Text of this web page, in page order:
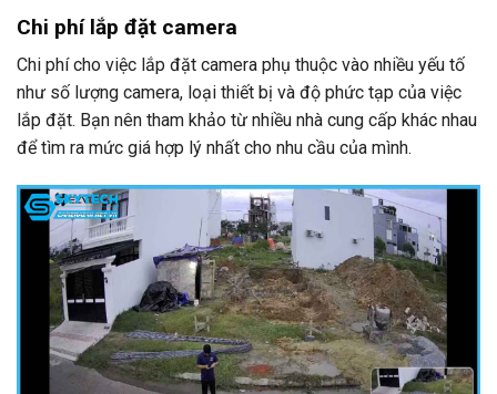
Chi phí lắp đặt camera
Chi phí cho việc lắp đặt camera phụ thuộc vào nhiều yếu tố
như số lượng camera, loại thiết bị và độ phức tạp của việc
lắp đặt. Bạn nên tham khảo từ nhiều nhà cung cấp khác nhau
để tìm ra mức giá hợp lý nhất cho nhu cầu của mình.